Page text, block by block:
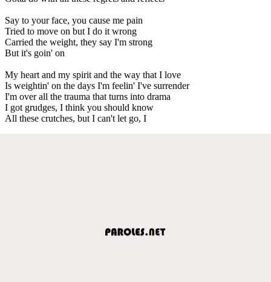
Say to your face, you cause me pain
Tried to move on but I do it wrong
Carried the weight, they say I'm strong
But it's goin' on
My heart and my spirit and the way that I love
Is weightin' on the days I'm feelin' I've surrender
I'm over all the trauma that turns into drama
I got grudges, I think you should know
All these crutches, but I can't let go, I